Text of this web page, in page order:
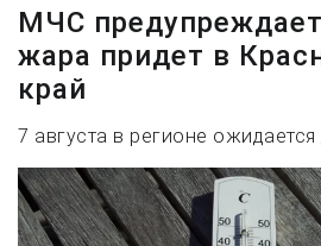
МЧС
жара придет в
край
7 августа в регионе